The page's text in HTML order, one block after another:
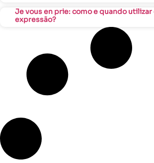
Je vous en prie: como e quando utilizar
expressão?